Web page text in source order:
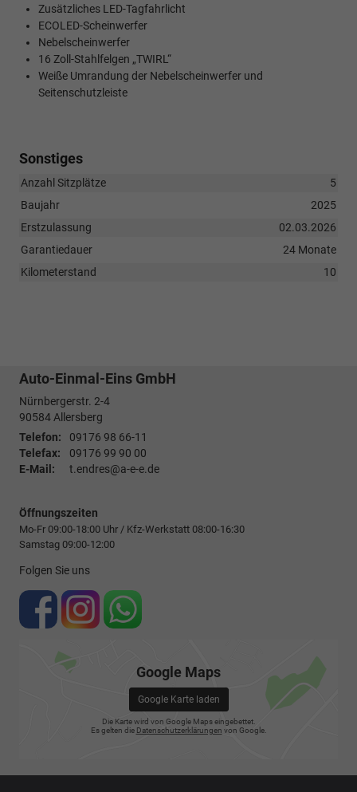
Zusätzliches LED-Tagfahrlicht
ECOLED-Scheinwerfer
Nebelscheinwerfer
16 Zoll-Stahlfelgen „TWIRL“
Weiße Umrandung der Nebelscheinwerfer und
Seitenschutzleiste
Sonstiges
Anzahl Sitzplätze
5
Baujahr
2025
Erstzulassung
02.03.2026
Garantiedauer
24 Monate
Kilometerstand
10
Auto-Einmal-Eins GmbH
Nürnbergerstr. 2-4
90584Allersberg
Telefon:
09176 98 66-11
Telefax:
09176 99 90 00
E-Mail:
t.endres@a-e-e.de
Öffnungszeiten
Mo-Fr 09:00-18:00 Uhr / Kfz-Werkstatt 08:00-16:30
Samstag 09:00-12:00
Folgen Sie uns
Google Maps
Google Karte laden
Die Karte wird von Google Maps eingebettet.
Es gelten die Datenschutzerklärungen von Google.